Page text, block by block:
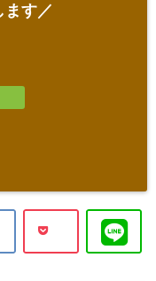
ます／